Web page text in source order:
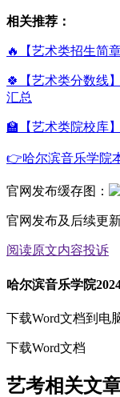
相关推荐：
🔥【艺术类招生简
🍀【艺术类分数线
汇总
🏫【艺术类院校库
👉哈尔滨音乐学院
官网发布缓存图：
官网发布及后续更
阅读原文内容投诉
哈尔滨音乐学院
下载Word文档到电
下载Word文档
艺考相关文